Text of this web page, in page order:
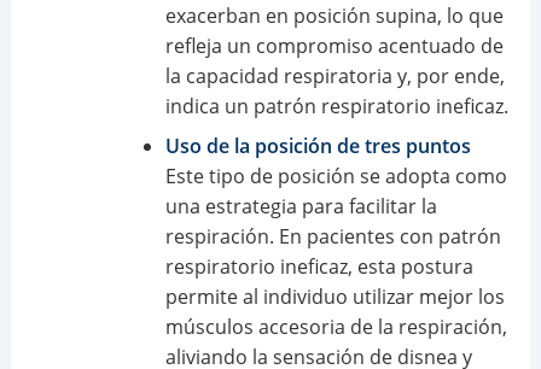
exacerban en posición supina, lo que
refleja un compromiso acentuado de
la capacidad respiratoria y, por ende,
indica un patrón respiratorio ineficaz.
Uso de la posición de tres puntos
Este tipo de posición se adopta como
una estrategia para facilitar la
respiración. En pacientes con patrón
respiratorio ineficaz, esta postura
permite al individuo utilizar mejor los
músculos accesoria de la respiración,
aliviando la sensación de disnea y